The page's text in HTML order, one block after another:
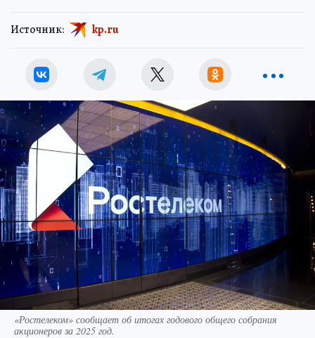
Источник: kp.ru
«Ростелеком» сообщает об итогах годового общего собрания
акционеров за 2025 год.